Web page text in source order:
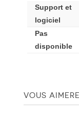
Support et
logiciel
Pas
disponible
VOUS